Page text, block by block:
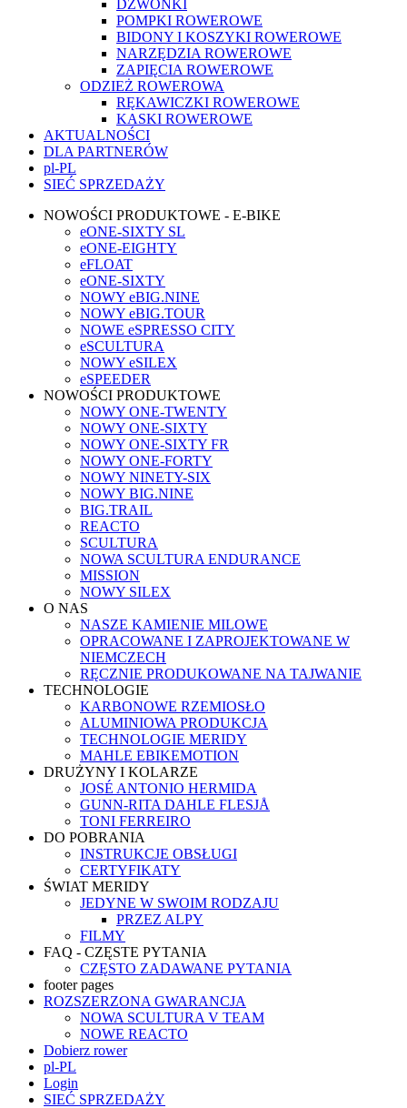
DZWONKI
POMPKI ROWEROWE
BIDONY I KOSZYKI ROWEROWE
NARZĘDZIA ROWEROWE
ZAPIĘCIA ROWEROWE
ODZIEŻ ROWEROWA
RĘKAWICZKI ROWEROWE
KASKI ROWEROWE
AKTUALNOŚCI
DLA PARTNERÓW
pl-PL
SIEĆ SPRZEDAŻY
NOWOŚCI PRODUKTOWE - E-BIKE
eONE-SIXTY SL
eONE-EIGHTY
eFLOAT
eONE-SIXTY
NOWY eBIG.NINE
NOWY eBIG.TOUR
NOWE eSPRESSO CITY
eSCULTURA
NOWY eSILEX
eSPEEDER
NOWOŚCI PRODUKTOWE
NOWY ONE-TWENTY
NOWY ONE-SIXTY
NOWY ONE-SIXTY FR
NOWY ONE-FORTY
NOWY NINETY-SIX
NOWY BIG.NINE
BIG.TRAIL
REACTO
SCULTURA
NOWA SCULTURA ENDURANCE
MISSION
NOWY SILEX
O NAS
NASZE KAMIENIE MILOWE
OPRACOWANE I ZAPROJEKTOWANE W
NIEMCZECH
RĘCZNIE PRODUKOWANE NA TAJWANIE
TECHNOLOGIE
KARBONOWE RZEMIOSŁO
ALUMINIOWA PRODUKCJA
TECHNOLOGIE MERIDY
MAHLE EBIKEMOTION
DRUŻYNY I KOLARZE
JOSÉ ANTONIO HERMIDA
GUNN-RITA DAHLE FLESJÅ
TONI FERREIRO
DO POBRANIA
INSTRUKCJE OBSŁUGI
CERTYFIKATY
ŚWIAT MERIDY
JEDYNE W SWOIM RODZAJU
PRZEZ ALPY
FILMY
FAQ - CZĘSTE PYTANIA
CZĘSTO ZADAWANE PYTANIA
footer pages
ROZSZERZONA GWARANCJA
NOWA SCULTURA V TEAM
NOWE REACTO
Dobierz rower
pl-PL
Login
SIEĆ SPRZEDAŻY